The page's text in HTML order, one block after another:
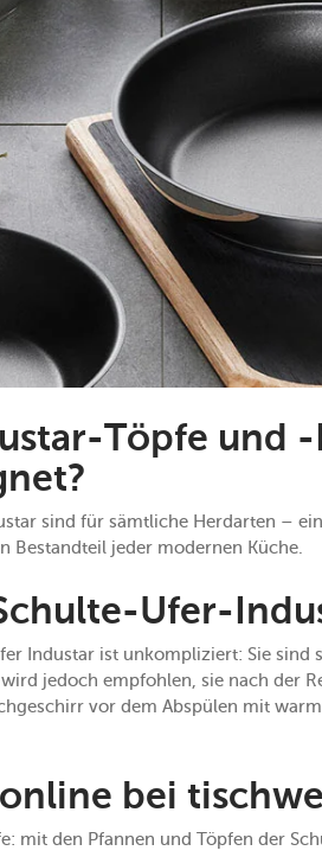
Töpfe und
sind für sämtliche Herdarten –
Bestandteil jeder modernen Küche.
Ufer-
Industar ist unkompliziert: Sie
jedoch empfohlen, sie nach der
vor dem Abspülen mit
bei
mit den Pfannen und Töpfen der